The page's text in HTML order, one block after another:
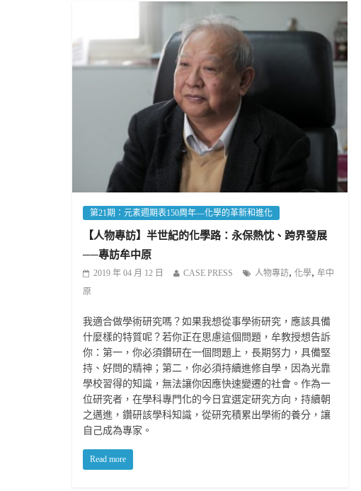
第21期：元素週期表150周年—化學的革新和進化
【人物專訪】半世紀的化學路：永保熱忱、跨界發展
──專訪牟中原
2019 年 04 月 12 日 CASE PRESS 人物專訪, 化學, 牟中
原
我適合做學術研究嗎？如果我想從事學術研究，應該具備
什麼樣的特質呢？若你正在思慮這個問題，牟教授想告訴
你：第一，你必須鑽研在一個問題上，長期努力，具備堅
持、好問的精神；第二，你必須持續進修自學，因為光靠
學校習得的知識，無法讓你因應快速變遷的社會。作為一
位研究者，在學科專門化的今日宜選定研究方向，持續朝
之邁進，鑽研該學科知識，從研究積累出學術的養分，讓
自己成為專家。
Read more